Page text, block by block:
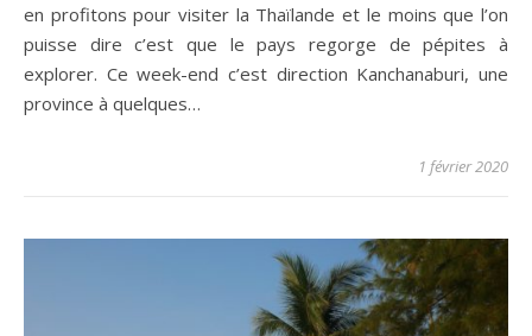
en profitons pour visiter la Thaïlande et le moins que l’on
puisse dire c’est que le pays regorge de pépites à
explorer. Ce week-end c’est direction Kanchanaburi, une
province à quelques…
1 février 2020